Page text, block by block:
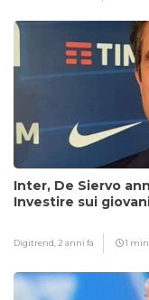
Inter, De Siervo
Investire sui
Digitrend, 2 anni fa 1